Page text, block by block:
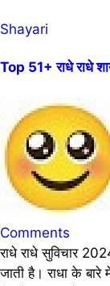
Shayari
Top 51+ राधे राधे
Comments
राधे राधे सुविचार 2024 – राधा कृष्ण भगवान की प्रिय और परम भक्त मानी
जाती है। राधा के